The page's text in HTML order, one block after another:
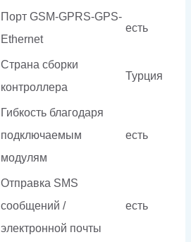
Порт GSM-GPRS-GPS-
Ethernet
есть
Страна сборки
контроллера
Турция
Гибкость благодаря
подключаемым
модулям
есть
Отправка SMS
сообщений /
электронной почты
есть